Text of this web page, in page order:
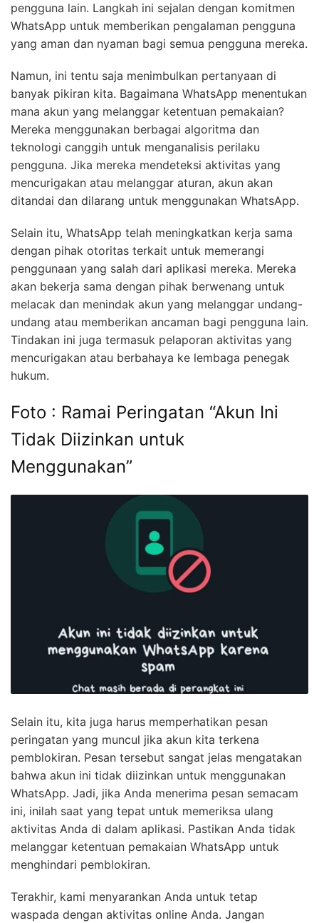
pengguna lain. Langkah ini sejalan dengan komitmen
WhatsApp untuk memberikan pengalaman pengguna
yang aman dan nyaman bagi semua pengguna mereka.
Namun, ini tentu saja menimbulkan pertanyaan di
banyak pikiran kita. Bagaimana WhatsApp menentukan
mana akun yang melanggar ketentuan pemakaian?
Mereka menggunakan berbagai algoritma dan
teknologi canggih untuk menganalisis perilaku
pengguna. Jika mereka mendeteksi aktivitas yang
mencurigakan atau melanggar aturan, akun akan
ditandai dan dilarang untuk menggunakan WhatsApp.
Selain itu, WhatsApp telah meningkatkan kerja sama
dengan pihak otoritas terkait untuk memerangi
penggunaan yang salah dari aplikasi mereka. Mereka
akan bekerja sama dengan pihak berwenang untuk
melacak dan menindak akun yang melanggar undang-
undang atau memberikan ancaman bagi pengguna lain.
Tindakan ini juga termasuk pelaporan aktivitas yang
mencurigakan atau berbahaya ke lembaga penegak
hukum.
Foto : Ramai Peringatan “Akun Ini
Tidak Diizinkan untuk
Menggunakan”
Selain itu, kita juga harus memperhatikan pesan
peringatan yang muncul jika akun kita terkena
pemblokiran. Pesan tersebut sangat jelas mengatakan
bahwa akun ini tidak diizinkan untuk menggunakan
WhatsApp. Jadi, jika Anda menerima pesan semacam
ini, inilah saat yang tepat untuk memeriksa ulang
aktivitas Anda di dalam aplikasi. Pastikan Anda tidak
melanggar ketentuan pemakaian WhatsApp untuk
menghindari pemblokiran.
Terakhir, kami menyarankan Anda untuk tetap
waspada dengan aktivitas online Anda. Jangan